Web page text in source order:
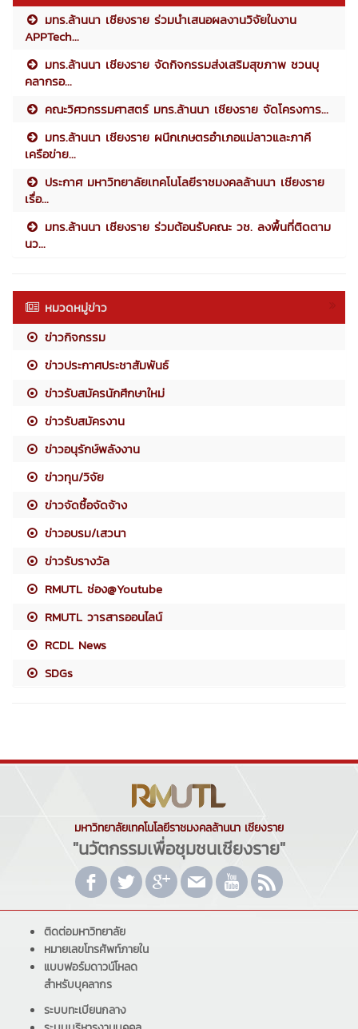
มทร.ล้านนา เชียงราย ร่วมนำเสนอผลงานวิจัยในงาน
APPTech...
มทร.ล้านนา เชียงราย จัดกิจกรรมส่งเสริมสุขภาพ ชวนบุ
คลากรอ...
คณะวิศวกรรมศาสตร์ มทร.ล้านนา เชียงราย จัดโครงการ...
มทร.ล้านนา เชียงราย ผนึกเกษตรอำเภอแม่ลาวและภาคี
เครือข่าย...
ประกาศ มหาวิทยาลัยเทคโนโลยีราชมงคลล้านนา เชียงราย
เรื่อ...
มทร.ล้านนา เชียงราย ร่วมต้อนรับคณะ วช. ลงพื้นที่ติดตาม
นว...
หมวดหมู่ข่าว
ข่าวกิจกรรม
ข่าวประกาศประชาสัมพันธ์
ข่าวรับสมัครนักศึกษาใหม่
ข่าวรับสมัครงาน
ข่าวอนุรักษ์พลังงาน
ข่าวทุน/วิจัย
ข่าวจัดซื้อจัดจ้าง
ข่าวอบรม/เสวนา
ข่าวรับรางวัล
RMUTL ช่อง@Youtube
RMUTL วารสารออนไลน์
RCDL News
SDGs
มหาวิทยาลัยเทคโนโลยีราชมงคลล้านนา เชียงราย
"นวัตกรรมเพื่อชุมชนเชียงราย"
ติดต่อมหาวิทยาลัย
หมายเลขโทรศัพท์ภายใน
แบบฟอร์มดาวน์โหลด
สำหรับบุคลากร
ระบบทะเบียนกลาง